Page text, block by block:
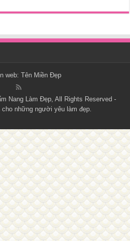
web: Tên Miền Đẹp
Nang Làm Đẹp , All Rights Reserved -
cho những người yêu làm đẹp.